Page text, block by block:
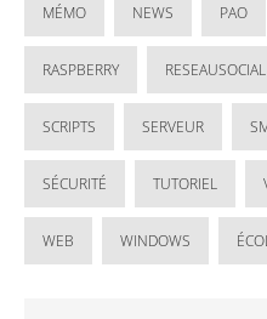
MÉMO NEWS PAO
RASPBERRY RESEAUSOCIAL
SCRIPTS SERVEUR
SÉCURITÉ TUTORIEL
WEB WINDOWS